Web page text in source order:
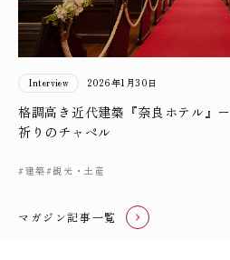
Interview 2026年1月30日
格調高き近代建築『奈良ホテル』
祈りのチャペル
#建築#観光・土産
マガジン記事一覧